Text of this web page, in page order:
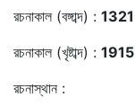
রচনাকাল (বঙ্গাব্দ) : 1321
রচনাকাল (খৃষ্টাব্দ) : 1915
রচনাস্থান :